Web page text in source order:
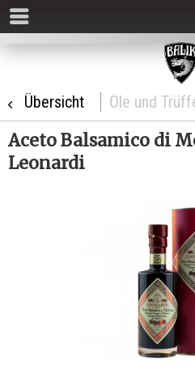
Übersicht Öle und
Aceto Balsamico di
Leonardi